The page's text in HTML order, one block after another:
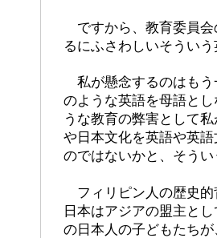
ですから、教育委員会
るにふさわしいそうい
私が懸念するのはもう
のような英語を母語と
うな教育の弊害として
や日本文化を英語や英
のではないかと、そう
フィリピン人の歴史的
日本はアジアの盟主と
の日本人の子どもたち